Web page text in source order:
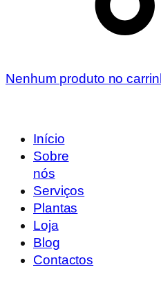
Nenhum produto no
Início
Sobre
nós
Serviços
Plantas
Loja
Blog
Contactos